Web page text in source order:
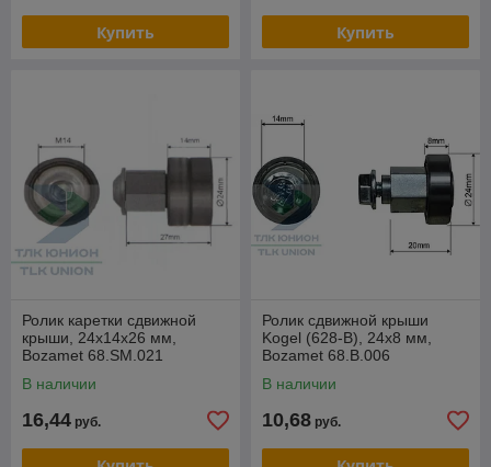
Купить Купить
Ролик каретки сдвижной
крыши, 24х14х26 мм,
Bozamet 68.SM.021
В наличии
16,44 руб.
Ролик сдвижной крыши
Kogel (628-B), 24х8 мм,
Bozamet 68.B.006
В наличии
10,68 руб.